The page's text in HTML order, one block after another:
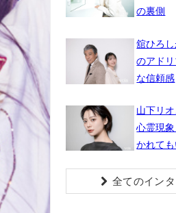
の裏側
舘ひろ
のアド
な信頼感
山下リ
心霊現
かれても
全てのイン